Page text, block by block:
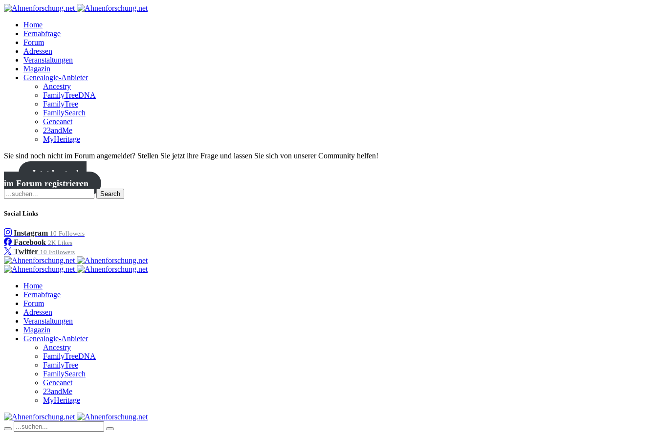
Home
Fernabfrage
Forum
Adressen
Veranstaltungen
Magazin
Genealogie-Anbieter
Ancestry
FamilyTreeDNA
FamilyTree
FamilySearch
Geneanet
23andMe
MyHeritage
Sie sind noch nicht im Forum angemeldet? Stellen Sie jetzt ihre Frage und lassen Sie sich von unserer Community helfen!
Jetzt kostenlos
im Forum registrieren
Search
Social Links
Instagram 10 Followers
Facebook 2K Likes
Twitter 10 Followers
Home
Fernabfrage
Forum
Adressen
Veranstaltungen
Magazin
Genealogie-Anbieter
Ancestry
FamilyTreeDNA
FamilyTree
FamilySearch
Geneanet
23andMe
MyHeritage